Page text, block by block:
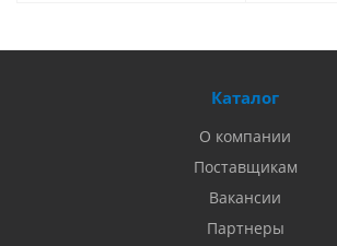
Каталог
О компании
Поставщикам
Вакансии
Партнеры